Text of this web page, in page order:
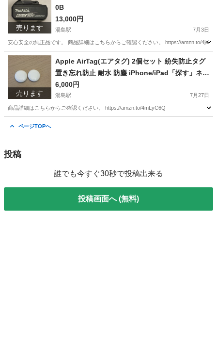
売ります
0B
13,000円
湯島駅 7月3日
安心安全の純正品です。 商品詳細はこちらからご確認ください。 https://amzn.to/
東京 文京区 18V
売ります
Apple AirTag(エアタグ) 2個セット 紛失防止タグ
置き忘れ防止 耐水 防塵 iPhone/iPad「探す」ネッ
トワーク対応
6,000円
湯島駅 7月27日
商品詳細はこちらからご確認ください。 https://amzn.to/4mLyC6Q
ページTOPへ
投稿
誰でも今すぐ30秒で投稿出来る
投稿画面へ (無料)